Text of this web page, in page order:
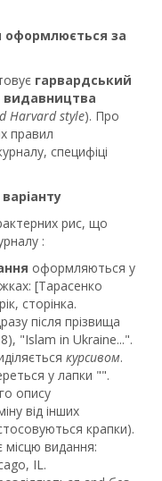
за
гарвардський
видавництва
Harvard style). Про
правил
специфіці
рис, що
:
оформляються у
[Тарасенко
сторінка.
після прізвища
"Islam in Ukraine...".
курсивом.
у лапки "".
опису
від інших
крапки).
місцю видання:
IL.